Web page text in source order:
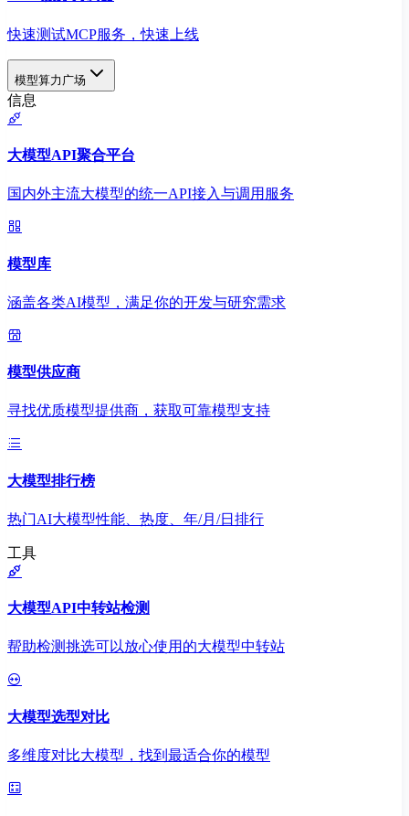
快速测试MCP服务，快速上线
模型算力广场
信息
大模型API聚合平台
国内外主流大模型的统一API接入与调用服务
模型库
涵盖各类AI模型，满足你的开发与研究需求
模型供应商
寻找优质模型提供商，获取可靠模型支持
大模型排行榜
热门AI大模型性能、热度、年/月/日排行
工具
大模型API中转站检测
帮助检测挑选可以放心使用的大模型中转站
大模型选型对比
多维度对比大模型，找到最适合你的模型